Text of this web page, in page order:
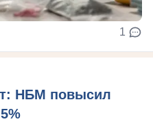
1
НБМ повысил